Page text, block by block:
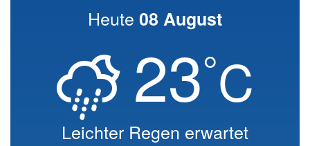
Heute 08 August
23°C
Leichter Regen erwartet